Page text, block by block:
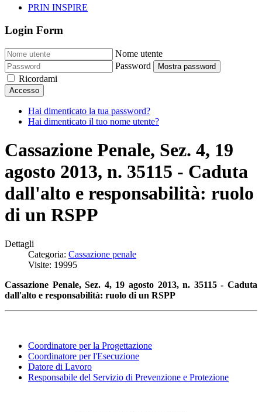
PRIN INSPIRE
Login Form
Nome utente
Password
Mostra password
Ricordami
Accesso
Hai dimenticato la tua password?
Hai dimenticato il tuo nome utente?
Cassazione Penale, Sez. 4, 19
agosto 2013, n. 35115 - Caduta
dall'alto e responsabilità: ruolo
di un RSPP
Dettagli
Categoria: Cassazione penale
Visite: 19995
Cassazione Penale, Sez. 4, 19 agosto 2013, n. 35115 - Caduta
dall'alto e responsabilità: ruolo di un RSPP
Coordinatore per la Progettazione
Coordinatore per l'Esecuzione
Datore di Lavoro
Responsabile del Servizio di Prevenzione e Protezione